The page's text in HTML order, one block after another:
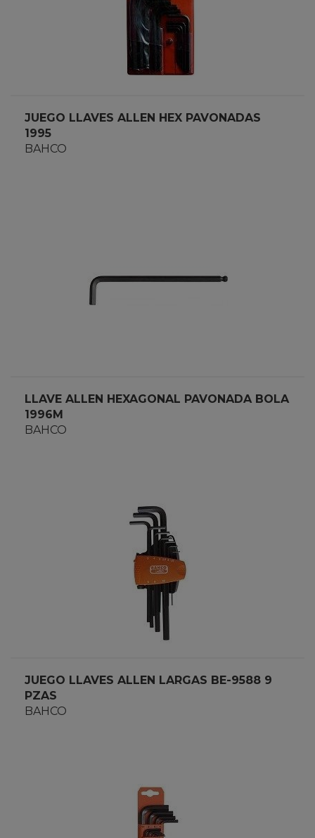
JUEGO LLAVES ALLEN HEX PAVONADAS
1995
BAHCO
LLAVE ALLEN HEXAGONAL PAVONADA BOLA
1996M
BAHCO
JUEGO LLAVES ALLEN LARGAS BE-9588 9
PZAS
BAHCO